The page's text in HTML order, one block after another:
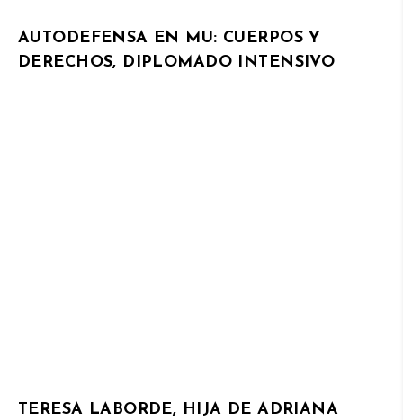
AUTODEFENSA EN MU: CUERPOS Y
DERECHOS, DIPLOMADO INTENSIVO
TERESA LABORDE, HIJA DE ADRIANA